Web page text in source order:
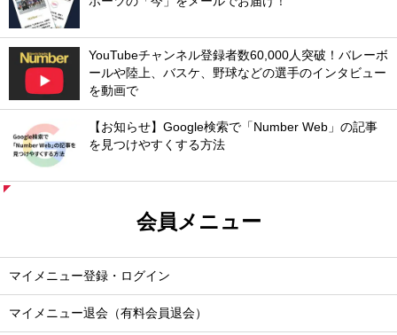
YouTubeチャンネル登録者数60,000人突破！バレーボ
ールや陸上、バスケ、野球などの選手のインタビュー
を動画で
【お知らせ】Google検索で「Number Web」の記事
を見つけやすくする方法
会員メニュー
マイメニュー登録・ログイン
マイメニュー退会（有料会員退会）